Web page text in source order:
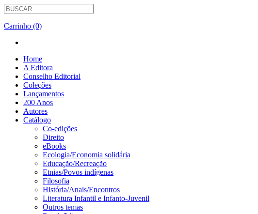
Carrinho (0)
Home
A Editora
Conselho Editorial
Coleções
Lançamentos
200 Anos
Autores
Catálogo
Co-edições
Direito
eBooks
Ecologia/Economia solidária
Educação/Recreação
Etnias/Povos indígenas
Filosofia
História/Anais/Encontros
Literatura Infantil e Infanto-Juvenil
Outros temas